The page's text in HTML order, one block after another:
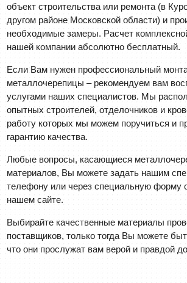
объект строительства или ремонта (в
другом районе Московской области) и
необходимые замеры. Расчет
нашей компании абсолютно бесплатный.
Если Вам нужен профессиональный
металлочерепицы – рекомендуем вам
услугами наших специалистов. Мы
опытных строителей, отделочников и
работу которых мы можем поручиться и
гарантию качества.
Любые вопросы, касающиеся
материалов, Вы можете задать нашим
телефону или через специальную форму
нашем сайте.
Выбирайте качественные материалы
поставщиков, только тогда Вы можете
что они прослужат вам верой и правдой